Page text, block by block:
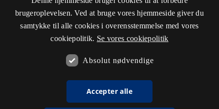
brugeroplevelsen. Ved at bruge vores hjemmeside giver du
samtykke til alle cookies i overensstemmelse med vores
cookiepolitik. Se vores cookiepolitik
Absolut nødvendige
Accepter alle